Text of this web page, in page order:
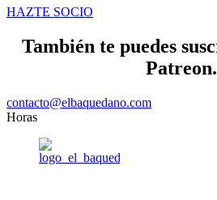
HAZTE SOCIO
Patreon.
contacto@elbaquedano.com
Horas